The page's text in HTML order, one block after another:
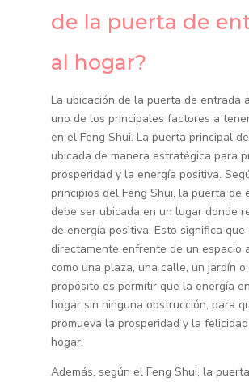
de la puerta de
al hogar?
La ubicación de la puerta de entrada
uno de los principales factores a
en el Feng Shui. La puerta principal
ubicada de manera estratégica para
prosperidad y la energía positiva.
principios del Feng Shui, la puerta de
debe ser ubicada en un lugar donde
de energía positiva. Esto significa
directamente enfrente de un espacio
como una plaza, una calle, un jardín o
propósito es permitir que la energía
hogar sin ninguna obstrucción, para
promueva la prosperidad y la
hogar.
Además, según el Feng Shui, la